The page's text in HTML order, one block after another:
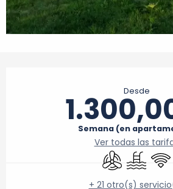
Desde
Semana (en
Ver todas las
Aire PiscinaWifi
+ 21 otro(s)